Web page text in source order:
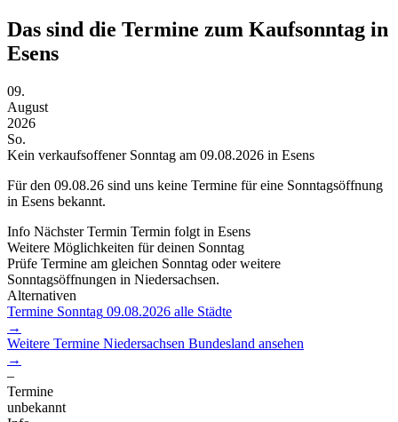
Das sind die Termine zum Kaufsonntag in
Esens
09.
August
2026
So.
Kein verkaufsoffener Sonntag am 09.08.2026 in Esens
Für den 09.08.26 sind uns keine Termine für eine Sonntagsöffnung
in Esens bekannt.
Info Nächster Termin Termin folgt in Esens
Weitere Möglichkeiten für deinen Sonntag
Prüfe Termine am gleichen Sonntag oder weitere
Sonntagsöffnungen in Niedersachsen.
Alternativen
Termine Sonntag 09.08.2026 alle Städte
→
Weitere Termine Niedersachsen Bundesland ansehen
→
–
Termine
unbekannt